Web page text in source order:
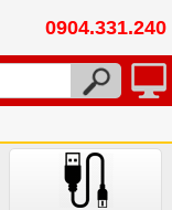
0904.331.240